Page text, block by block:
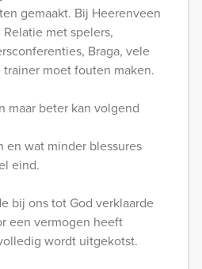
gemaakt. Bij Heerenveen
met spelers,
Braga, vele
trainer moet fouten maken.
maar beter kan volgend
en wat minder blessures
eind.
bij ons tot God verklaarde
een vermogen heeft
wordt uitgekotst.